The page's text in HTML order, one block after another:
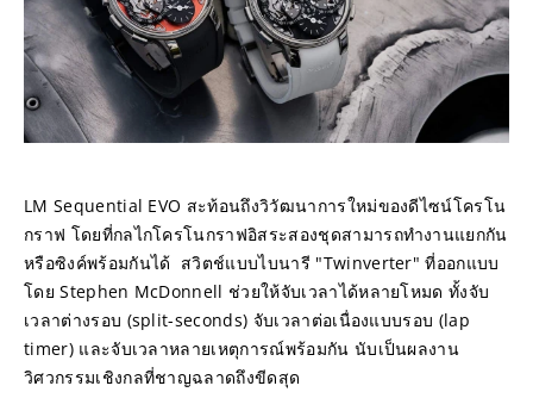
LM Sequential EVO สะท้อนถึงวิวัฒนาการใหม่ของดีไซน์โครโน
กราฟ โดยที่กลไกโครโนกราฟอิสระสองชุดสามารถทำงานแยกกัน
หรือซิงค์พร้อมกันได้  สวิตช์แบบไบนารี "Twinverter" ที่ออกแบบ
โดย Stephen McDonnell ช่วยให้จับเวลาได้หลายโหมด ทั้งจับ
เวลาต่างรอบ (split-seconds) จับเวลาต่อเนื่องแบบรอบ (lap
timer) และจับเวลาหลายเหตุการณ์พร้อมกัน นับเป็นผลงาน
วิศวกรรมเชิงกลที่ชาญฉลาดถึงขีดสุด